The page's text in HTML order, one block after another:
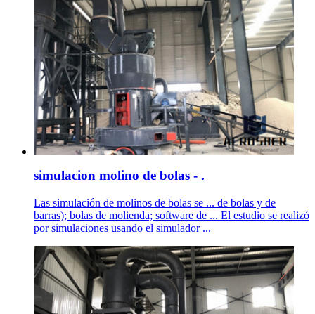
simulacion molino de bolas - .
Las simulación de molinos de bolas se ... de bolas y de
barras); bolas de molienda; software de ... El estudio se realizó
por simulaciones usando el simulador ...